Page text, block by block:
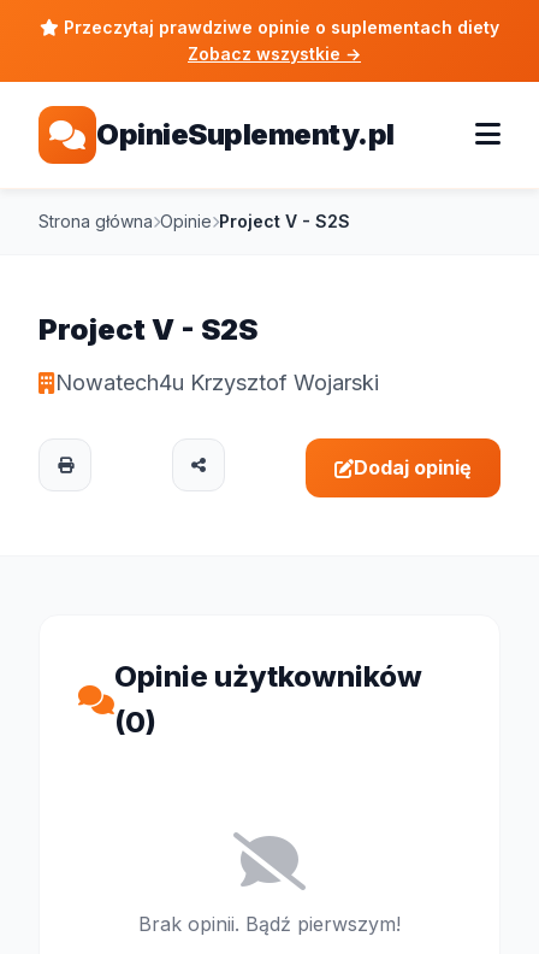
Przeczytaj prawdziwe opinie o suplementach diety
Zobacz wszystkie →
OpinieSuplementy.pl
Strona główna Opinie Project V - S2S
Project V - S2S
Nowatech4u Krzysztof Wojarski
Dodaj opinię
Opinie użytkowników
(0)
Brak opinii. Bądź pierwszym!